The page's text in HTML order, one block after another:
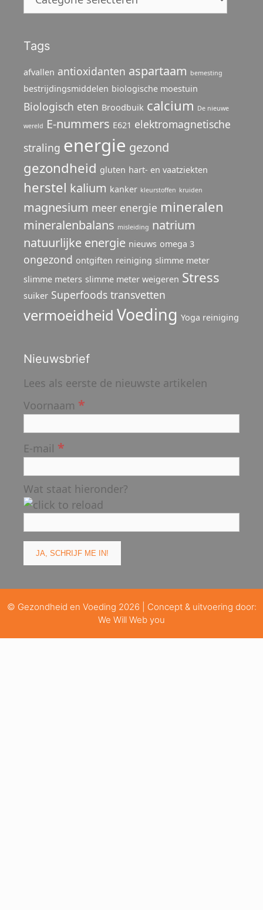
Tags
afvallen antioxidanten aspartaam bemesting
bestrijdingsmiddelen biologische moestuin
Biologisch eten Broodbuik calcium De nieuwe
wereld E-nummers E621 elektromagnetische
straling energie gezond
gezondheid gluten hart- en vaatziekten
herstel kalium kanker kleurstoffen kruiden
magnesium meer energie mineralen
mineralenbalans misleiding natrium
natuurlijke energie nieuws omega 3
ongezond ontgiften reiniging slimme meter
slimme meters slimme meter weigeren Stress
suiker Superfoods transvetten
vermoeidheid Voeding Yoga reiniging
Nieuwsbrief
Lees als eerste de nieuwste artikelen
Voornaam *
E-mail *
Wat staat hieronder?
© Gezondheid en Voeding 2026 | Concept & uitvoering door:
We Will Web you